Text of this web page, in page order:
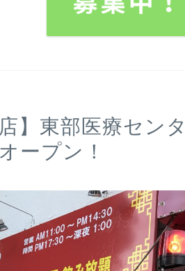
】東部医療セン
ープン！